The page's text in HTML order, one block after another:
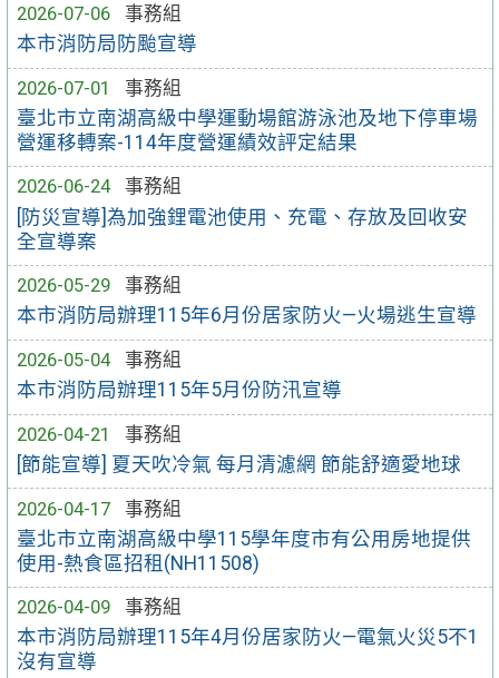
2026-07-06
事務組
本市消防局防颱宣導
2026-07-01
事務組
臺北市立南湖高級中學運動場館游泳池及地下停車場
營運移轉案-114年度營運績效評定結果
2026-06-24
事務組
[防災宣導]為加強鋰電池使用、充電、存放及回收安
全宣導案
2026-05-29
事務組
本市消防局辦理115年6月份居家防火—火場逃生宣導
2026-05-04
事務組
本市消防局辦理115年5月份防汛宣導
2026-04-21
事務組
[節能宣導] 夏天吹冷氣 每月清濾網 節能舒適愛地球
2026-04-17
事務組
臺北市立南湖高級中學115學年度市有公用房地提供
使用-熱食區招租(NH11508)
2026-04-09
事務組
本市消防局辦理115年4月份居家防火—電氣火災5不1
沒有宣導